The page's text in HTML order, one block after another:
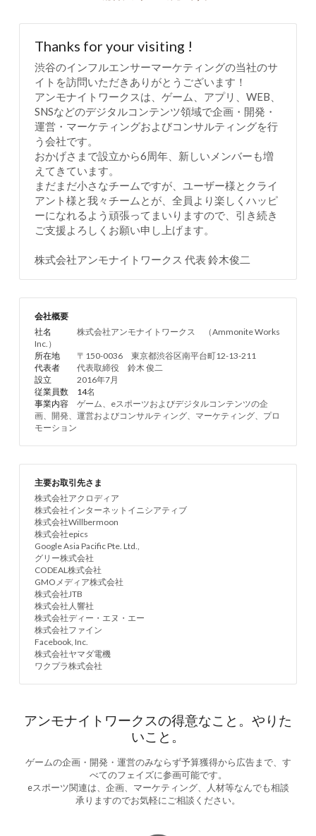
Thanks for your visiting !
渋谷のインフルエンサーマーケティングの当社のサ
イトを訪問いただきありがとうございます！
アンモナイトワークスは、ゲーム、アプリ、WEB、
SNSなどのデジタルコンテンツ領域で企画・開発・
運営・マーケティングおよびコンサルティングを行
う会社です。
おかげさまで設立から6周年、新しいメンバーも増
えてきています。
まだまだ小さなチームですが、ユーザー様とクライ
アント様と我々チームとが、全員より楽しくハッピ
ーになれるよう頑張ってまいりますので、引き続き
ご支援よろしくお願い申し上げます。
株式会社アンモナイトワークス 代表 鈴木俊二
会社概要
社名
株式会社アンモナイトワークス　（Ammonite Works
Inc.）
所在地 〒150-0036　東京都渋谷区南平台町12-13-211
代表者
代表取締役　鈴木 俊二
設立
2016年7月
従業員数　14名
事業内容 ゲーム、eスポーツおよびデジタルコンテンツの企
画、開発、運営およびコンサルティング、マーケティング、プロ
モーション
主要お取引先さま
株式会社アクロディア
株式会社インターネットイニシアティブ
株式会社Willbermoon
株式会社epics
Google Asia Pacific Pte. Ltd.,
グリー株式会社
CODEAL株式会社
GMOメディア株式会社
株式会社JTB
株式会社人響社
株式会社ディー・エヌ・エー
株式会社ファイン
Facebook, Inc.
株式会社ヤマダ電機
ワクプラ株式会社
アンモナイトワークスの得意なこと。やりた
いこと。
ゲームの企画・開発・運営のみならず予算獲得から広告まで、す
べてのフェイズに参画可能です。
eスポーツ関連は、企画、マーケティング、人材等なんでも相談
承りますのでお気軽にご相談ください。